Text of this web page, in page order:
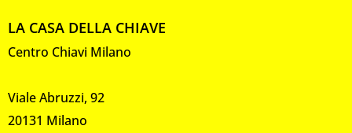
LA CASA DELLA CHIAVE
Centro Chiavi Milano
Viale Abruzzi, 92
20131 Milano